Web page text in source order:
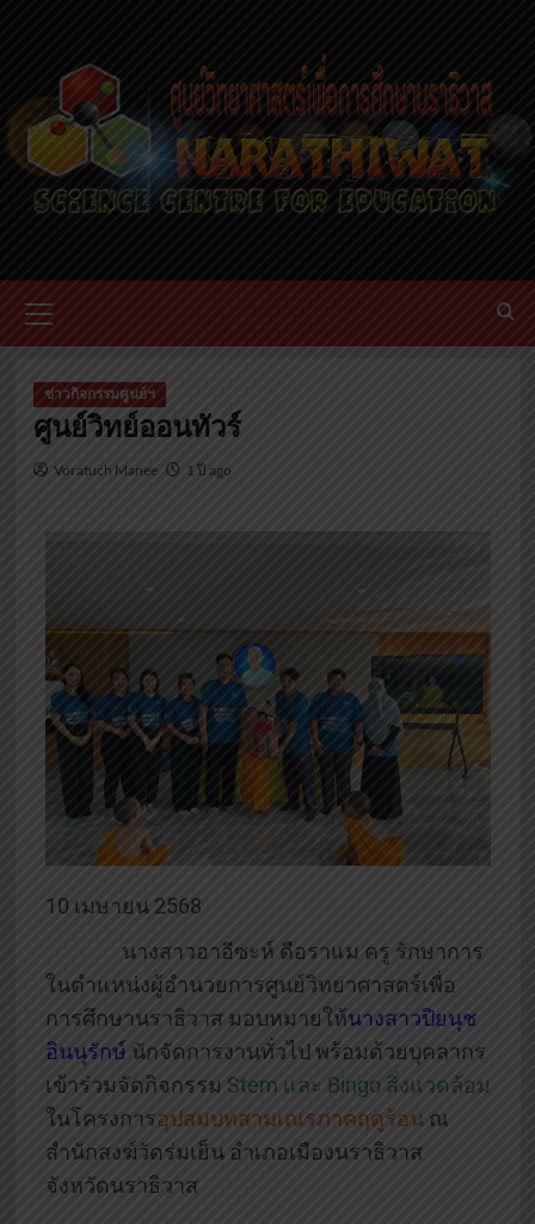
ข่าวกิจกรรมศูนย์ฯ
ศูนย์วิทย์ออนทัวร์
Voratuch Manee 1 ปี ago
10 เมษายน 2568
นางสาวอาอีซะห์ ดือราแม ครู รักษาการ
ในตำแหน่งผู้อำนวยการศูนย์วิทยาศาสตร์เพื่อ
การศึกษานราธิวาส มอบหมายให้นางสาวปิยนุช
อินนุรักษ์ นักจัดการงานทั่วไป พร้อมด้วยบุคลากร
เข้าร่วมจัดกิจกรรม Stem และ Bingo สิ่งแวดล้อม
ในโครงการอุปสมบทสามเณรภาคฤดูร้อนณ
สำนักสงฆ์วัดร่มเย็น อำเภอเมืองนราธิวาส
จังหวัดนราธิวาส